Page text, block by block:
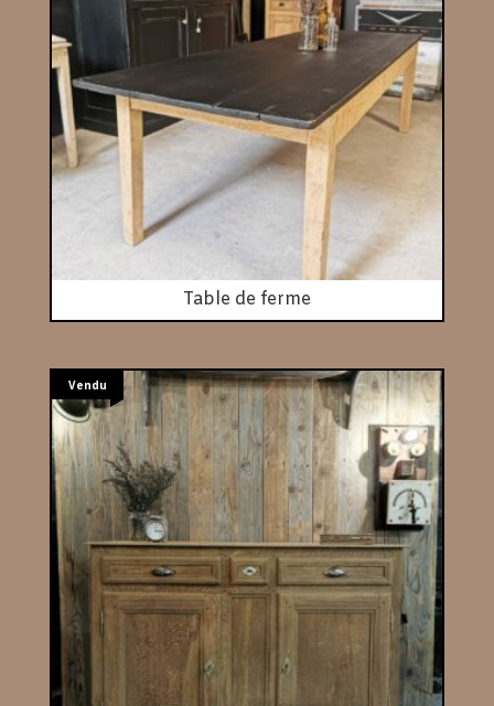
Table de ferme
Vendu